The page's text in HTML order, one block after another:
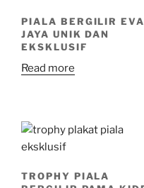
PIALA BERGILIR EVA
JAYA UNIK DAN
EKSKLUSIF
Read more
TROPHY PIALA